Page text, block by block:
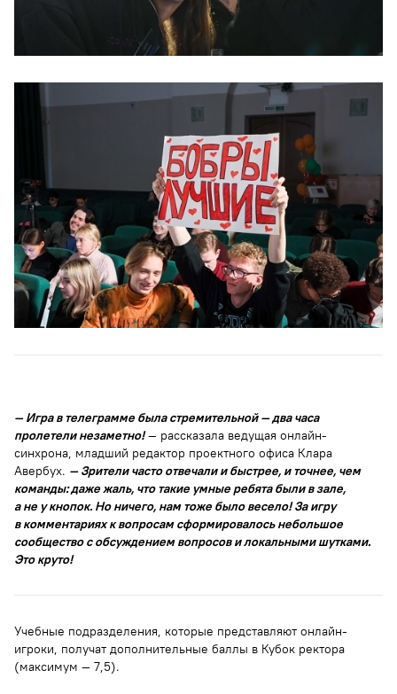
— Игра в телеграмме была стремительной — два часа
пролетели незаметно!— рассказала ведущая онлайн-
синхрона, младший редактор проектного офиса Клара
Авербух. — Зрители часто отвечали и быстрее, и точнее, чем
команды: даже жаль, что такие умные ребята были в зале,
а не у кнопок. Но ничего, нам тоже было весело! За игру
в комментариях к вопросам сформировалось небольшое
сообщество с обсуждением вопросов и локальными шутками.
Это круто!
Учебные подразделения, которые представляют онлайн-
игроки, получат дополнительные баллы в Кубок ректора
(максимум — 7,5).